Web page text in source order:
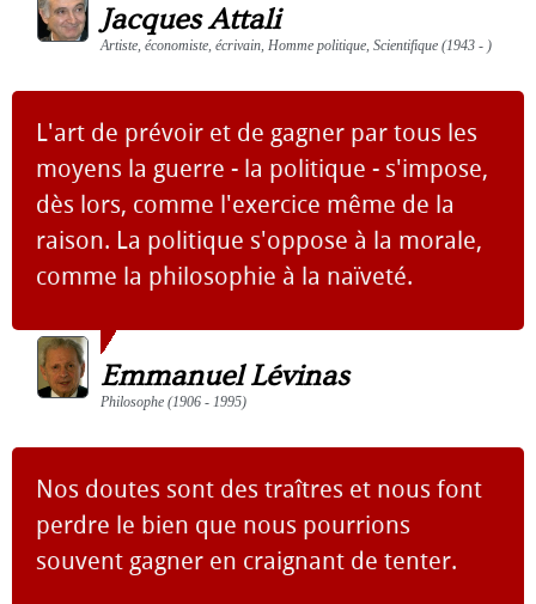
Jacques Attali
Artiste, économiste, écrivain, Homme politique, Scientifique (1943 - )
L'art de prévoir et de gagner par tous les
moyens la guerre - la politique - s'impose,
dès lors, comme l'exercice même de la
raison. La politique s'oppose à la morale,
comme la philosophie à la naïveté.
Emmanuel Lévinas
Philosophe (1906 - 1995)
Nos doutes sont des traîtres et nous font
perdre le bien que nous pourrions
souvent gagner en craignant de tenter.